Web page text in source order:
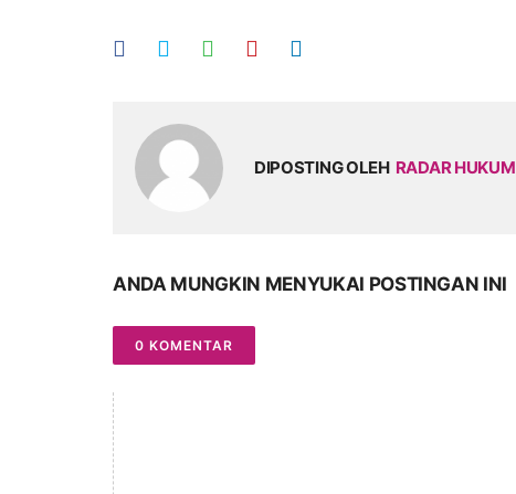
DIPOSTING OLEH RADAR HUKUM
ANDA MUNGKIN MENYUKAI POSTINGAN INI
0 KOMENTAR